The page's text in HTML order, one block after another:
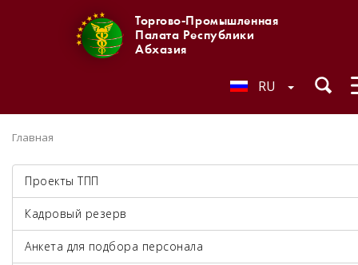
Торгово-Промышленная
Палата Республики
Абхазия
RU
Главная
Проекты ТПП
Кадровый резерв
Анкета для подбора персонала